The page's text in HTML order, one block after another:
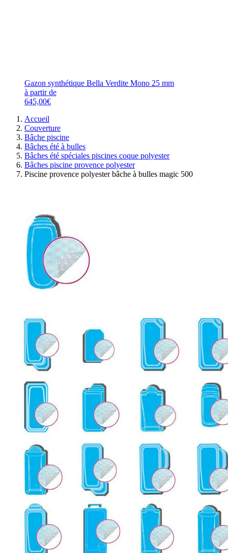
Gazon synthétique Bella Verdite Mono 25 mm
à partir de
645,00€
Accueil
Couverture
Bâche piscine
Bâches été à bulles
Bâches été spéciales piscines coque polyester
Bâches piscine provence polyester
Piscine provence polyester bâche à bulles magic 500